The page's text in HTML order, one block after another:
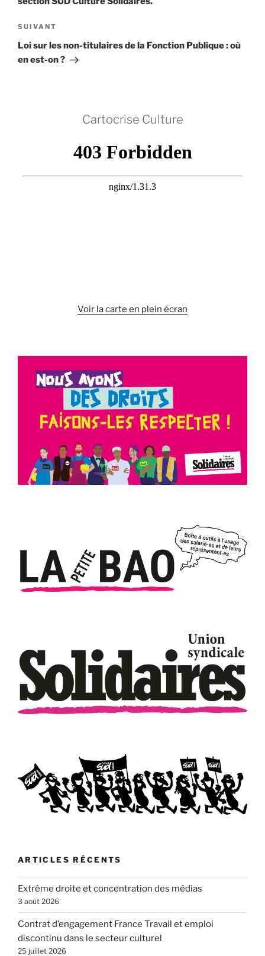
Article
suivant
SUIVANT
Loi sur les non-titulaires de la Fonction Publique : où
en est-on ?
Cartocrise Culture
Voir la carte en plein écran
ARTICLES RÉCENTS
Extrême droite et concentration des médias
3 août 2026
Contrat d’engagement France Travail et emploi
discontinu dans le secteur culturel
25 juillet 2026